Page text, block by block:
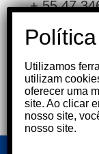
+ 55 47
Utilizamos
utilizam
oferecer uma
site. Ao clicar
nosso site,
nosso site.